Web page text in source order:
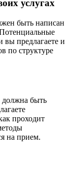
услугах
быть написан
вы предлагаете и
по структуре
должна быть
проходит
на прием.